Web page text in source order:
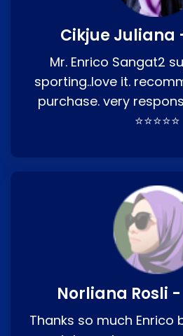
Cikjue Juliana
Mr. Enrico Sangat2
sporting..love it.
purchase. very
⭐⭐⭐⭐⭐
Norliana Rosli
Thanks so much Enrico